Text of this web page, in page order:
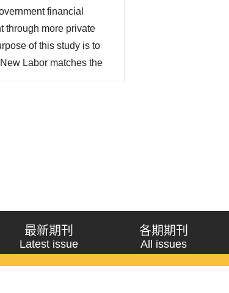
financial
through more private
of this study is to
Labor matches the
and how PFI has been
最新期刊
Latest issue
各期期刊
All issues